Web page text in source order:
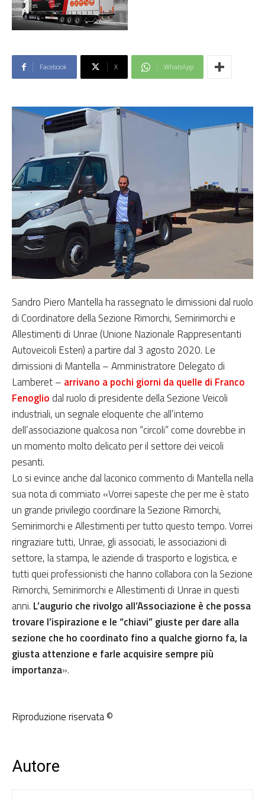
Facebook X WhatsApp
Sandro Piero Mantella ha rassegnato le dimissioni dal ruolo
di Coordinatore della Sezione Rimorchi, Semirimorchi e
Allestimenti di Unrae (Unione Nazionale Rappresentanti
Autoveicoli Esteri) a partire dal 3 agosto 2020. Le
dimissioni di Mantella – Amministratore Delegato di
Lamberet – arrivano a pochi giorni da quelle di Franco
Fenoglio dal ruolo di presidente della Sezione Veicoli
industriali, un segnale eloquente che all’interno
dell’associazione qualcosa non “circoli” come dovrebbe in
un momento molto delicato per il settore dei veicoli
pesanti.
Lo si evince anche dal laconico commento di Mantella nella
sua nota di commiato «Vorrei sapeste che per me è stato
un grande privilegio coordinare la Sezione Rimorchi,
Semirimorchi e Allestimenti per tutto questo tempo. Vorrei
ringraziare tutti, Unrae, gli associati, le associazioni di
settore, la stampa, le aziende di trasporto e logistica, e
tutti quei professionisti che hanno collabora con la Sezione
Rimorchi, Semirimorchi e Allestimenti di Unrae in questi
anni. L’augurio che rivolgo all’Associazione è che possa
trovare l’ispirazione e le “chiavi” giuste per dare alla
sezione che ho coordinato fino a qualche giorno fa, la
giusta attenzione e farle acquisire sempre più
importanza».
Riproduzione riservata ©
Autore